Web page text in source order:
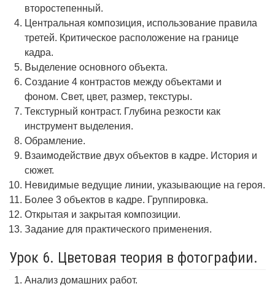
второстепенный.
Центральная композиция, использование правила
третей. Критическое расположение на границе
кадра.
Выделение основного объекта.
Создание 4 контрастов между объектами и
фоном. Свет, цвет, размер, текстуры.
Текстурный контраст. Глубина резкости как
инструмент выделения.
Обрамление.
Взаимодействие двух объектов в кадре. История и
сюжет.
Невидимые ведущие линии, указывающие на героя.
Более 3 объектов в кадре. Группировка.
Открытая и закрытая композиции.
Задание для практического применения.
Урок 6. Цветовая теория в фотографии.
Анализ домашних работ.